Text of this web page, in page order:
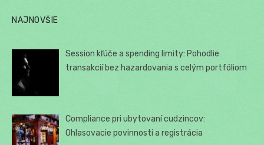
NAJNOVŠIE
Session kľúče a spending limity: Pohodlie
transakcií bez hazardovania s celým portfóliom
Compliance pri ubytovaní cudzincov:
Ohlasovacie povinnosti a registrácia